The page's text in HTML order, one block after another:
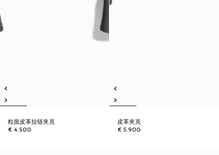
粒面皮革拉链夹克
€ 4.500
皮革夹克
€ 5.900